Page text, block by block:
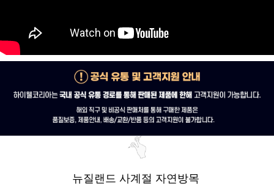
뉴질랜드 사계절 자연방목